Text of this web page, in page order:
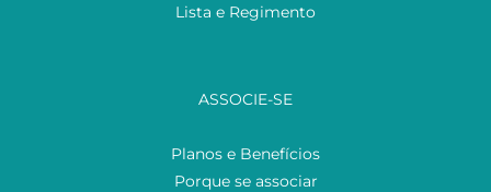
Lista e Regimento
ASSOCIE-SE
Planos e Benefícios
Porque se associar